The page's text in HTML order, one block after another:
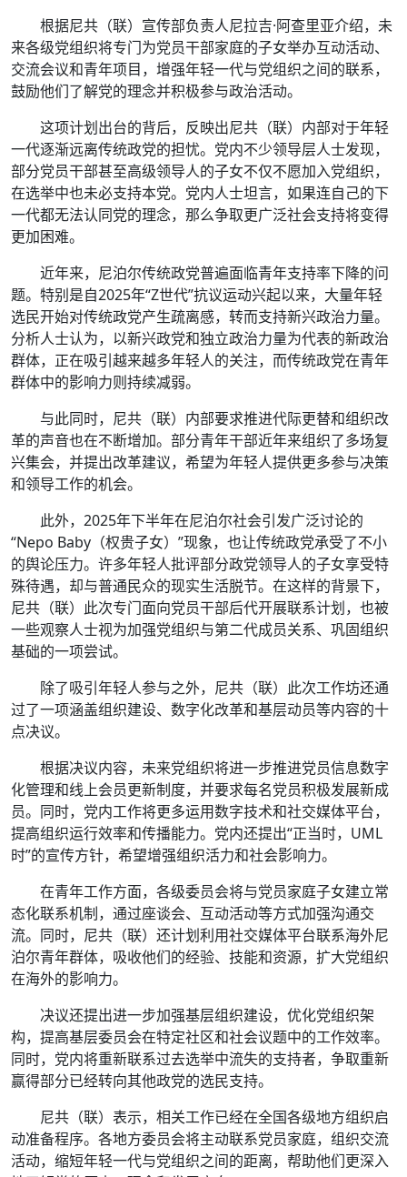
根据尼共（联）宣传部负责人尼拉吉·阿查里亚介绍，未
来各级党组织将专门为党员干部家庭的子女举办互动活动、
交流会议和青年项目，增强年轻一代与党组织之间的联系，
鼓励他们了解党的理念并积极参与政治活动。
这项计划出台的背后，反映出尼共（联）内部对于年轻
一代逐渐远离传统政党的担忧。党内不少领导层人士发现，
部分党员干部甚至高级领导人的子女不仅不愿加入党组织，
在选举中也未必支持本党。党内人士坦言，如果连自己的下
一代都无法认同党的理念，那么争取更广泛社会支持将变得
更加困难。
近年来，尼泊尔传统政党普遍面临青年支持率下降的问
题。特别是自2025年“Z世代”抗议运动兴起以来，大量年轻
选民开始对传统政党产生疏离感，转而支持新兴政治力量。
分析人士认为，以新兴政党和独立政治力量为代表的新政治
群体，正在吸引越来越多年轻人的关注，而传统政党在青年
群体中的影响力则持续减弱。
与此同时，尼共（联）内部要求推进代际更替和组织改
革的声音也在不断增加。部分青年干部近年来组织了多场复
兴集会，并提出改革建议，希望为年轻人提供更多参与决策
和领导工作的机会。
此外，2025年下半年在尼泊尔社会引发广泛讨论的
“Nepo Baby（权贵子女）”现象，也让传统政党承受了不小
的舆论压力。许多年轻人批评部分政党领导人的子女享受特
殊待遇，却与普通民众的现实生活脱节。在这样的背景下，
尼共（联）此次专门面向党员干部后代开展联系计划，也被
一些观察人士视为加强党组织与第二代成员关系、巩固组织
基础的一项尝试。
除了吸引年轻人参与之外，尼共（联）此次工作坊还通
过了一项涵盖组织建设、数字化改革和基层动员等内容的十
点决议。
根据决议内容，未来党组织将进一步推进党员信息数字
化管理和线上会员更新制度，并要求每名党员积极发展新成
员。同时，党内工作将更多运用数字技术和社交媒体平台，
提高组织运行效率和传播能力。党内还提出“正当时，UML
时”的宣传方针，希望增强组织活力和社会影响力。
在青年工作方面，各级委员会将与党员家庭子女建立常
态化联系机制，通过座谈会、互动活动等方式加强沟通交
流。同时，尼共（联）还计划利用社交媒体平台联系海外尼
泊尔青年群体，吸收他们的经验、技能和资源，扩大党组织
在海外的影响力。
决议还提出进一步加强基层组织建设，优化党组织架
构，提高基层委员会在特定社区和社会议题中的工作效率。
同时，党内将重新联系过去选举中流失的支持者，争取重新
赢得部分已经转向其他政党的选民支持。
尼共（联）表示，相关工作已经在全国各级地方组织启
动准备程序。各地方委员会将主动联系党员家庭，组织交流
活动，缩短年轻一代与党组织之间的距离，帮助他们更深入